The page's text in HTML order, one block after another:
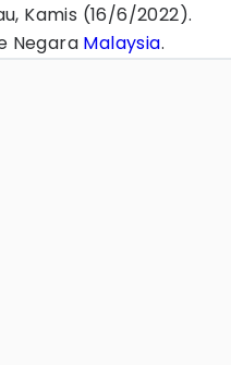
Kamis (16/6/2022).
Negara Malaysia.